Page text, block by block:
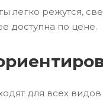
легко режутся,
доступна по цене.
для всех